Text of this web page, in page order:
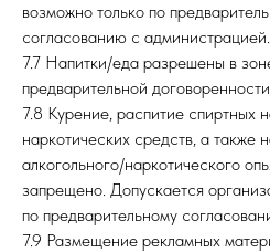
возможно только по
согласованию с администрацией.
7.7 Напитки/еда разрешены в
предварительной
7.8 Курение, распитие спиртных
наркотических средств, а также
алкогольного/наркотического
запрещено. Допускается
по предварительному
7.9 Размещение рекламных